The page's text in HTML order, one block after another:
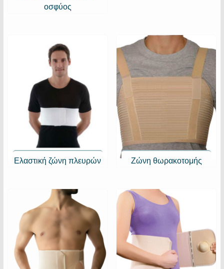
οσφύος
Ελαστική ζώνη πλευρών Ζώνη θωρακοτομής